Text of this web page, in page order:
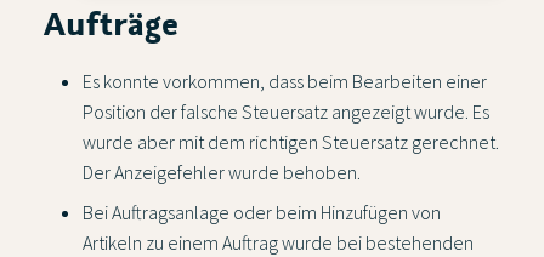
Aufträge
Es konnte vorkommen, dass beim Bearbeiten einer
Position der falsche Steuersatz angezeigt wurde. Es
wurde aber mit dem richtigen Steuersatz gerechnet.
Der Anzeigefehler wurde behoben.
Bei Auftragsanlage oder beim Hinzufügen von
Artikeln zu einem Auftrag wurde bei bestehenden